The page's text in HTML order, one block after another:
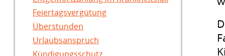
Feiertagsvergütung
Überstunden
Urlaubsanspruch